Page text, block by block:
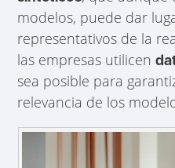
modelos, puede dar
representativos de la
las empresas utilicen
sea posible para
relevancia de los